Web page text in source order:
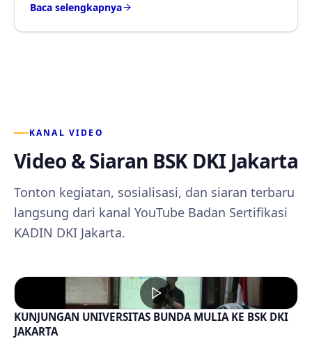
Baca selengkapnya
KANAL VIDEO
Video & Siaran BSK DKI Jakarta
Tonton kegiatan, sosialisasi, dan siaran terbaru
langsung dari kanal YouTube Badan Sertifikasi
KADIN DKI Jakarta.
KUNJUNGAN UNIVERSITAS BUNDA MULIA KE BSK DKI
JAKARTA